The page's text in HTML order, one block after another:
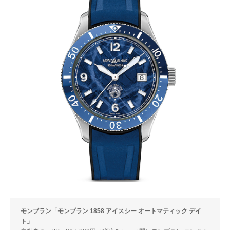
モンブラン「モンブラン 1858 アイスシー オートマティック デイ
ト」